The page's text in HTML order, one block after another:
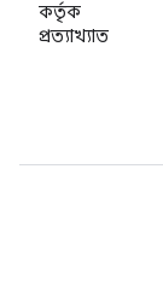
কর্তৃক
প্রত্যাখ্যাত